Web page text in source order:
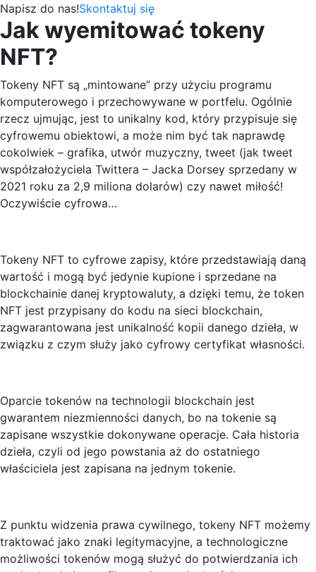
Napisz do nas!Skontaktuj się
Jak wyemitować tokeny
NFT?
Tokeny NFT są „mintowane” przy użyciu programu
komputerowego i przechowywane w portfelu. Ogólnie
rzecz ujmując, jest to unikalny kod, który przypisuje się
cyfrowemu obiektowi, a może nim być tak naprawdę
cokolwiek – grafika, utwór muzyczny, tweet (jak tweet
współzałożyciela Twittera – Jacka Dorsey sprzedany w
2021 roku za 2,9 miliona dolarów) czy nawet miłość!
Oczywiście cyfrowa…
Tokeny NFT to cyfrowe zapisy, które przedstawiają daną
wartość i mogą być jedynie kupione i sprzedane na
blockchainie danej kryptowaluty, a dzięki temu, że token
NFT jest przypisany do kodu na sieci blockchain,
zagwarantowana jest unikalność kopii danego dzieła, w
związku z czym służy jako cyfrowy certyfikat własności.
Oparcie tokenów na technologii blockchain jest
gwarantem niezmienności danych, bo na tokenie są
zapisane wszystkie dokonywane operacje. Cała historia
dzieła, czyli od jego powstania aż do ostatniego
właściciela jest zapisana na jednym tokenie.
Z punktu widzenia prawa cywilnego, tokeny NFT możemy
traktować jako znaki legitymacyjne, a technologiczne
możliwości tokenów mogą służyć do potwierdzania ich